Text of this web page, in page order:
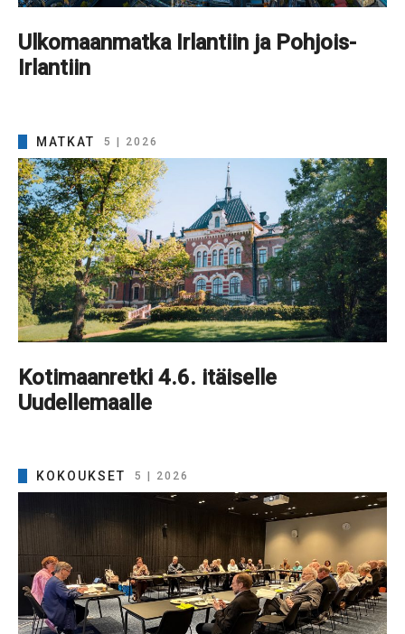
Ulkomaanmatka Irlantiin ja Pohjois-
Irlantiin
MATKAT 5 | 2026
Kotimaanretki 4.6. itäiselle
Uudellemaalle
KOKOUKSET 5 | 2026